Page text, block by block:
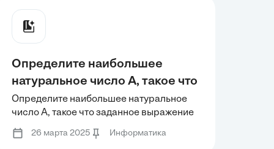
Определите наибольшее
натуральное число A, такое что
заданное выражение
тождественно истинно (то есть
принимает значение один) при
Определите наибольшее натуральное
число A, такое что заданное выражение
тождественно истинно (то есть
принимает значение один) при любом
26 марта 2025 Информатика